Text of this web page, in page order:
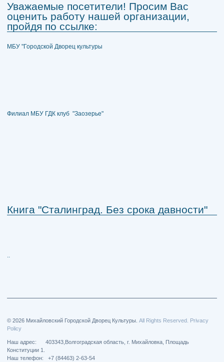
Уважаемые посетители! Просим Вас
оценить работу нашей организации,
пройдя по ссылке:
МБУ "Городской Дворец культуры
Филиал МБУ ГДК клуб "Заозерье"
Книга "Сталинград. Без срока давности"
© 2026 Михайловский Городской Дворец Культуры. All Rights Reserved. Privacy
Policy
Наш адрес: 403343,Волгоградская область, г. Михайловка, Площадь
Конституции 1.
Наш телефон: +7 (84463) 2-63-54